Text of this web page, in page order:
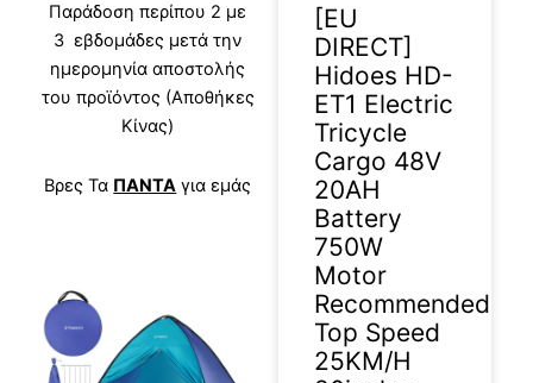
Παράδοση περίπου 2 με
3 εβδομάδες μετά την
ημερομηνία αποστολής
του προϊόντος (Αποθήκες
Κίνας)
Βρες Τα ΠΑΝΤΑ για εμάς
[EU
DIRECT]
Hidoes HD-
ET1 Electric
Tricycle
Cargo 48V
20AH
Battery
750W
Motor
Recommended
Top Speed
25KM/H